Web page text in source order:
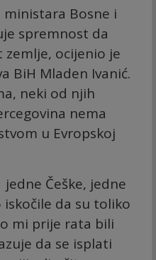
ministara Bosne i
spremnost da
ocijenio je
BiH Mladen Ivanić.
neki od njih
nema
u Evropskoj
Češke, jedne
iskočile da su toliko
mi prije rata bili
da se isplati